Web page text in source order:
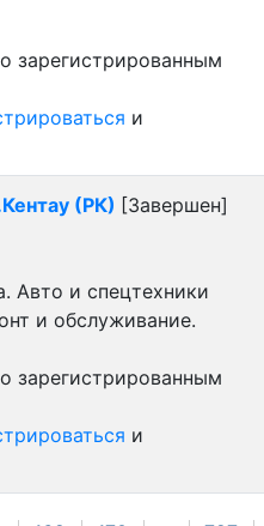
зарегистрированным
и
(РК) [Завершен]
Авто и спецтехники
и обслуживание.
зарегистрированным
и